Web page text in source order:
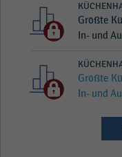
Größte
In- und
Größte
In- und